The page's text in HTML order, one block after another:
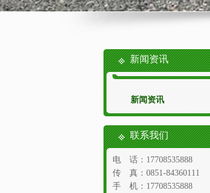
新闻资讯
新闻资讯
联系我们
电 话：17708535888
传 真：0851-84360111
手 机：17708535888